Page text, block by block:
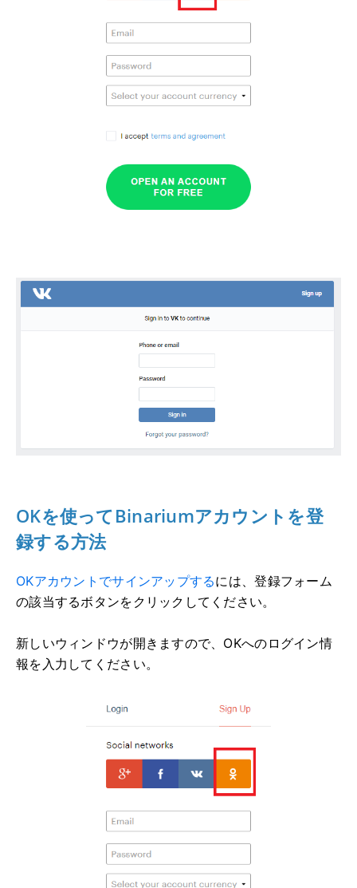
OKを使ってBinariumアカウントを登
録する方法
OKアカウントでサインアップするには、登録フォーム
の該当するボタンをクリックしてください。
新しいウィンドウが開きますので、OKへのログイン情
報を入力してください。